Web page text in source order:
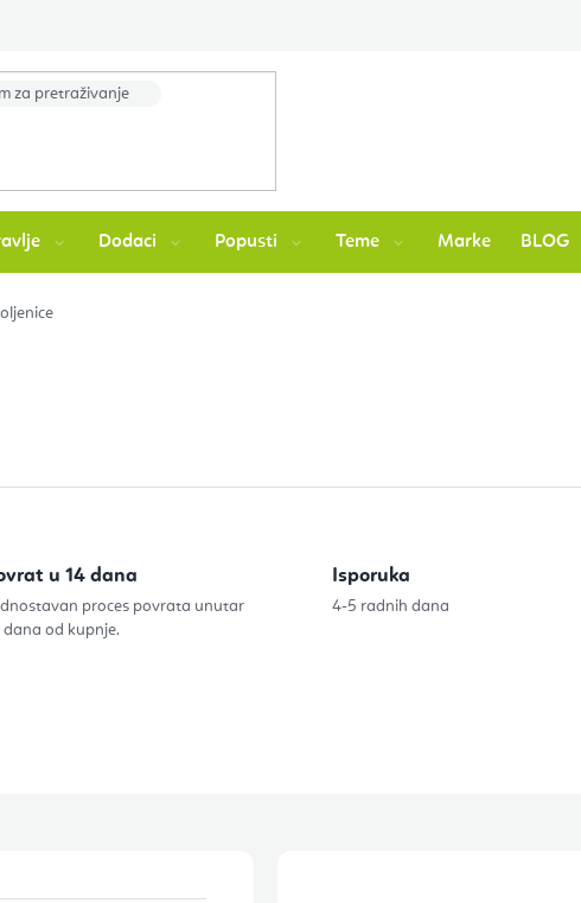
Dodaci Popusti Teme Marke BLOG
u 14 dana
proces povrata unutar
dana od kupnje.
Isporuka
4-5 radnih dana